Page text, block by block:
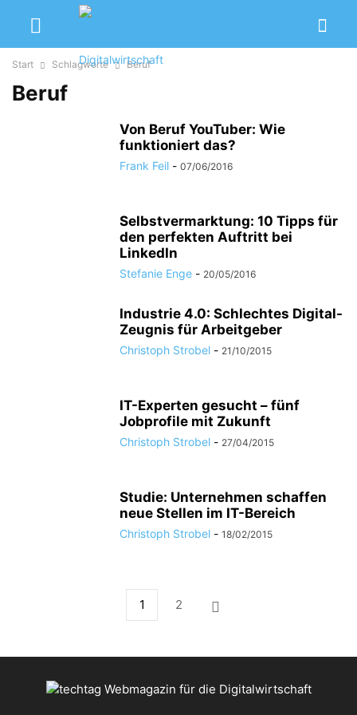
Start Schlagworte Beruf
Beruf
Von Beruf YouTuber: Wie
funktioniert das?
Frank Feil - 07/06/2016
Selbstvermarktung: 10 Tipps für
den perfekten Auftritt bei
LinkedIn
Stefanie Enge - 20/05/2016
Industrie 4.0: Schlechtes Digital-
Zeugnis für Arbeitgeber
Christoph Strobel - 21/10/2015
IT-Experten gesucht – fünf
Jobprofile mit Zukunft
Christoph Strobel - 27/04/2015
Studie: Unternehmen schaffen
neue Stellen im IT-Bereich
Christoph Strobel - 18/02/2015
1 2